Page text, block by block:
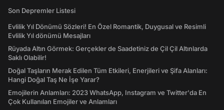
Son Depremler Listesi
Evlilik Yıl Dönümü Sözleri! En Özel Romantik, Duygusal ve Resimli
Evlilik Yıl dönümü Mesajları
Rüyada Altın Görmek: Gerçekler de Saadetiniz de Çil Çil Altınlarda
Saklı Olabilir!
Doğal Taşların Merak Edilen Tüm Etkileri, Enerjileri ve Şifa Alanları:
Hangi Doğal Taş Ne İşe Yarar?
Emojilerin Anlamları: 2023 WhatsApp, Instagram ve Twitter'da En
Çok Kullanılan Emojiler ve Anlamları